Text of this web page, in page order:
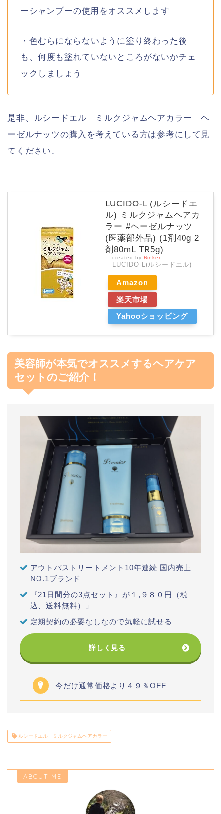
ーシャンプーの使用をオススメします
・色むらにならないように塗り終わった後
も、何度も塗れていないところがないかチェ
ックしましょう
是非、ルシードエル ミルクジャムヘアカラー ヘ
ーゼルナッツの購入を考えている方は参考にして見
てください。
LUCIDO-L (ルシードエ
ル) ミルクジャムヘアカ
ラー #ヘーゼルナッツ
(医薬部外品) (1剤40g 2
剤80mL TR5g)
created by Rinker
LUCIDO-L(ルシードエル)
Amazon
楽天市場
Yahooショッピング
美容師が本気でオススメするヘアケア
セットのご紹介！
アウトバストリートメント10年連続 国内売上
NO.1ブランド
『21日間分の3点セット』が１,９８０円（税
込、送料無料）」
定期契約の必要なしなので気軽に試せる
詳しく見る
今だけ通常価格より４９％OFF
ルシードエル ミルクジャムヘアカラー
ABOUT ME